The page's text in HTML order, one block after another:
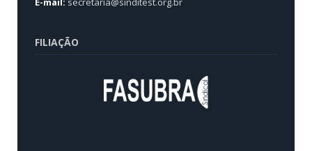
FILIAÇÃO